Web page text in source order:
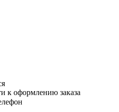
к оформлению заказа